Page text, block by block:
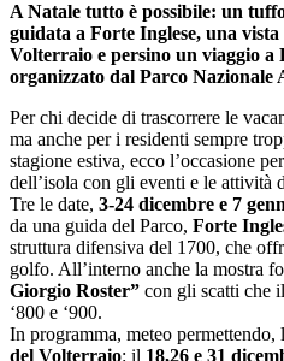
A Natale tutto è possibile: un
guidata a Forte Inglese, una
Volterraio e persino un viaggio a
organizzato dal Parco Nazionale
Per chi decide di trascorrere le
ma anche per i residenti sempre
stagione estiva, ecco l’occasione
dell’isola con gli eventi e le attività
Tre le date, 3-24 dicembre e 7
da una guida del Parco, Forte
struttura difensiva del 1700, che
golfo. All’interno anche la mostra
Giorgio Roster” con gli scatti che
‘800 e ‘900.
In programma, meteo permettendo,
del Volterraio: il 18,26 e 31